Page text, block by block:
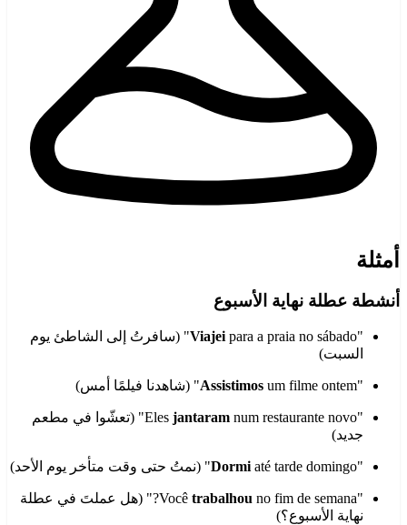
أمثلة
أنشطة عطلة نهاية الأسبوع
"
Viajeipara a praia no sábado" (سافرتُ إلى الشاطئ يوم
السبت)
"
Assistimos um filme ontem" (شاهدنا فيلمًا أمس)
"Eles
jantaram
num restaurante novo" (تعشّوا في مطعم
جديد)
"
Dormi até tarde domingo" (نمتُ حتى وقت متأخر يوم الأحد)
"Você
trabalhou
no fim de semana?" (هل عملتَ في عطلة
نهاية الأسبوع؟)